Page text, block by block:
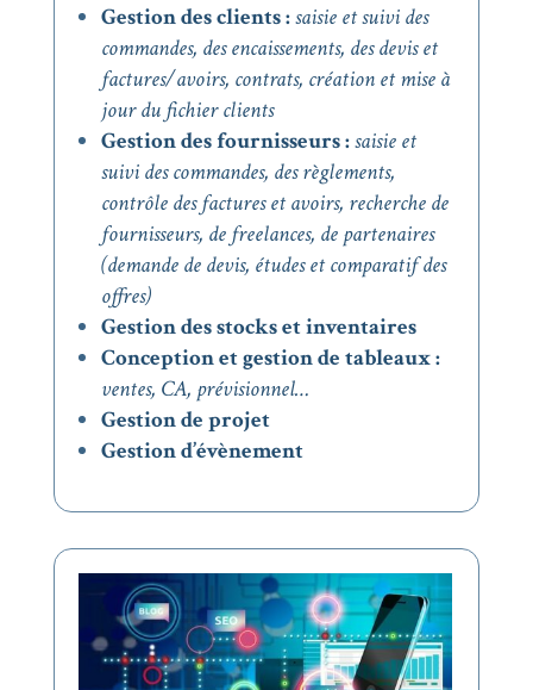
Gestion des clients :saisie et suivi des
commandes, des encaissements, des devis et
factures/avoirs, contrats, création et mise à
jour du fichier clients
Gestion des fournisseurs :saisie et
suivi des commandes, des règlements,
contrôle des factures et avoirs, recherche de
fournisseurs, de freelances, de partenaires
(demande de devis, études et comparatif des
offres)
Gestion des stocks et inventaires
Conception et gestion de tableaux :
ventes, CA, prévisionnel…
Gestion de projet
Gestion d’évènement